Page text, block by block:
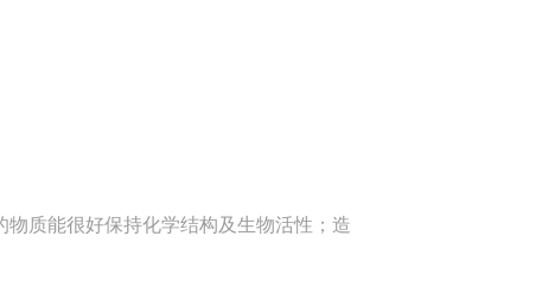
质能很好保持化学结构及生物活性；造